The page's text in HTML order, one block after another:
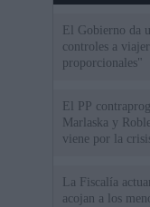
El Gobierno da
controles a
proporcionales"
El PP
Marlaska y
viene por la
La Fiscalía
acojan a los